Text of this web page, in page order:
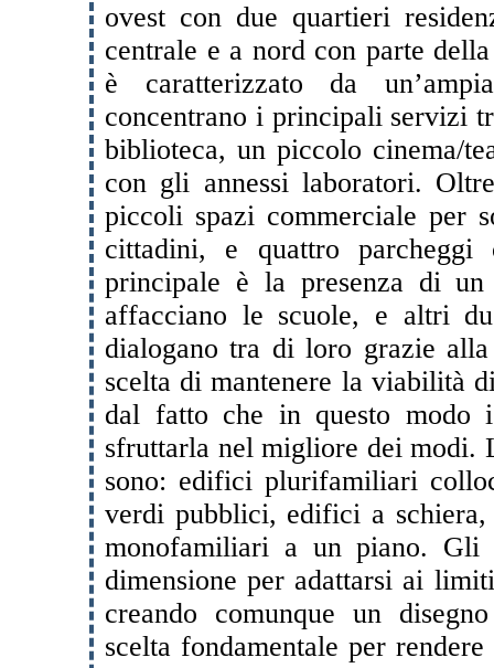
ovest con due quartieri
centrale e a nord con parte
è caratterizzato da
concentrano i principali servizi
biblioteca, un piccolo cinema/
con gli annessi laboratori.
piccoli spazi commerciale per
cittadini, e quattro parcheggi
principale è la presenza di
affacciano le scuole, e altri
dialogano tra di loro grazie
scelta di mantenere la viabilità
dal fatto che in questo modo
sfruttarla nel migliore dei modi.
sono: edifici plurifamiliari
verdi pubblici, edifici a
monofamiliari a un piano.
dimensione per adattarsi ai
creando comunque un
scelta fondamentale per